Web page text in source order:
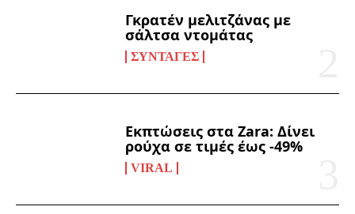
Γκρατέν μελιτζάνας με
σάλτσα ντομάτας
ΣΥΝΤΑΓΈΣ
Εκπτώσεις στα Zara: Δίνει
ρούχα σε τιμές έως -49%
VIRAL